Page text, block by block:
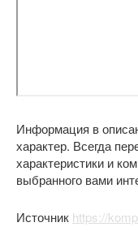
Информация в
характер. Всегда
характеристики и
выбранного вами
Источник https://